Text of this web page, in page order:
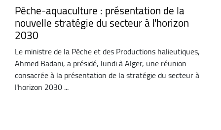
Pêche-aquaculture : présentation de la
nouvelle stratégie du secteur à l'horizon
2030
Le ministre de la Pêche et des Productions halieutiques,
Ahmed Badani, a présidé, lundi à Alger, une réunion
consacrée à la présentation de la stratégie du secteur à
l'horizon 2030 ...